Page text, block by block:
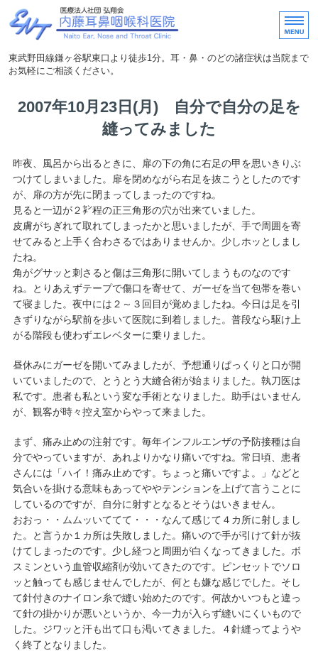
東武野田線鎌ヶ谷駅東口より徒歩1分。耳・鼻・のどの諸症状は当院まで
お気軽にご相談ください。
ホーム
医師紹介
院内の紹介
院長の気まぐれ日記
2007年10月23日(月) 自分で自分の足を
縫ってみました
昨夜、風呂から出るときに、扉の下の角に右足の甲を思いきりぶ
つけてしまいました。扉を閉めながら右足を抜こうとしたのです
が、扉の方が先に閉まってしまったのですね。
見ると一辺が２㌢程の正三角形の穴が出来ていました。
皮膚がちぎれて取れてしまったかと思いましたが、手で周囲を寄
せてみると上手く合わさるではありませんか。少しホッとしまし
たね。
角がグサッと刺さると傷は三角形に開いてしまうものなのです
ね。とりあえずテープで傷口を寄せて、ガーゼを当て包帯を巻い
て寝ました。夜中には２～３回目が覚めましたね。今日は足を引
きずりながら駅前を歩いて医院に到着しました。普段なら駆け上
がる階段も使わずエレベターに乗りました。
昼休みにガーゼを開いてみましたが、予想通りぱっくりと口が開
いていましたので、とうとう大縫合術が始まりました。執刀医は
私です。患者も私という変な手術となりました。助手はいません
が、観客が時々控え室からやって来ました。
まず、痛み止めの注射です。毎年インフルエンザの予防接種は自
分でやっていますが、あれよりかなり痛いですね。常日頃、患者
さんには「ハイ！痛み止めです。ちょっと痛いですよ。」などと
気合いを掛ける意味もあってややテンションを上げて言うことに
しているのですが、自分に射すとなるとそうはいきません。
おおっ・・ムムッいててて・・・なんて感じて４カ所に射しまし
た。と言うか１カ所は失敗しました。痛いので手が引けて針が抜
けてしまったのです。少し経つと周囲が白くなってきました。ボ
スミンという血管収縮剤が効いてきたのです。ピンセットでソロ
ッと触っても感じませんでしたが、何とも嫌な感じでした。そし
て針付きのナイロン糸で縫い始めたのです。何故かいつもと違っ
て針の掛かりが悪いというか、今一力が入らず縫いにくいもので
した。ジワッと汗も出て口も渇いてきました。４針縫ってようや
く終了となりました。